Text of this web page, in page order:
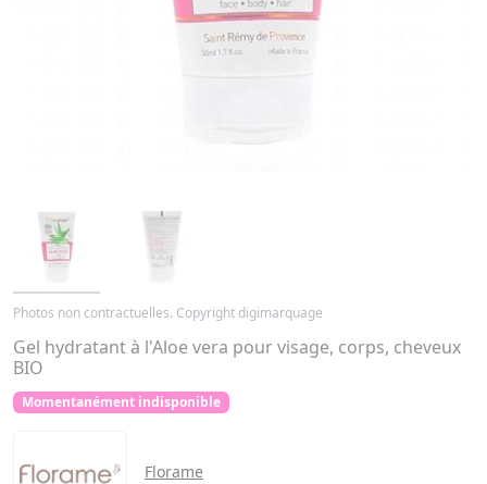
Photos non contractuelles. Copyright digimarquage
Gel hydratant à l'Aloe vera pour visage, corps, cheveux
BIO
Momentanément indisponible
Florame